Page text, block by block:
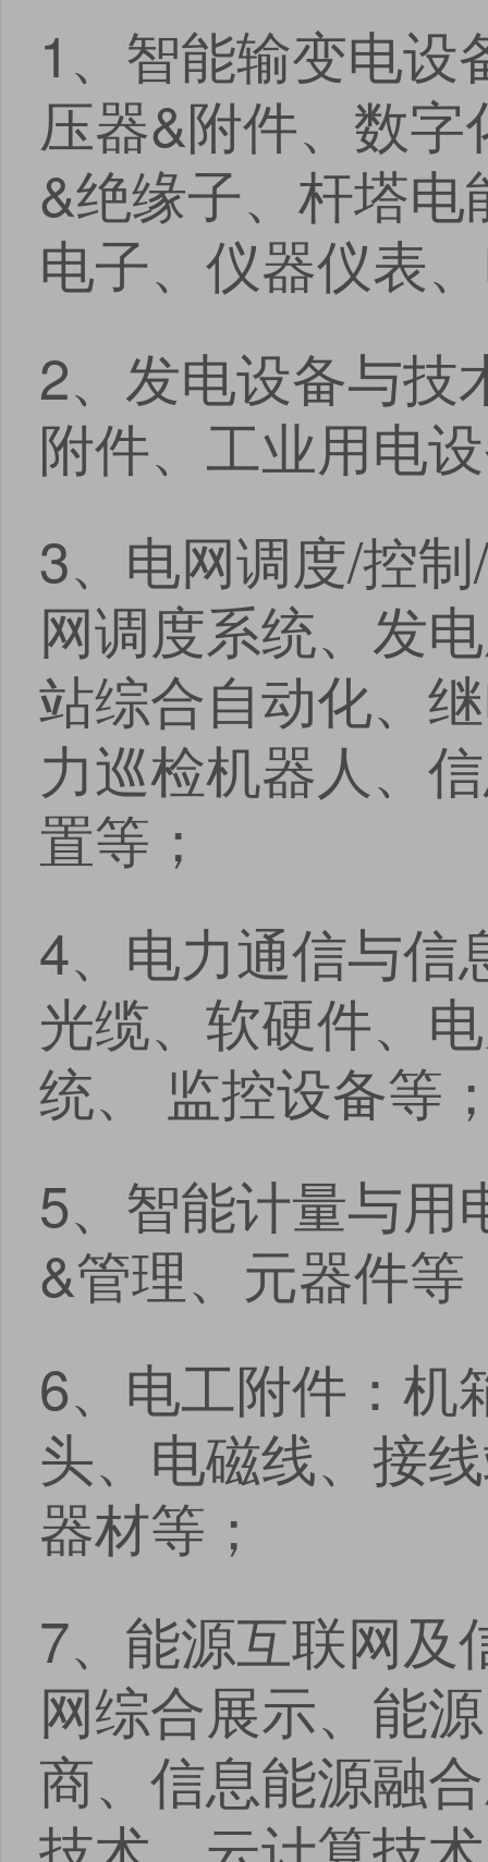
1、智能输变电
压器&附件、数
&绝缘子、杆塔
电子、仪器仪表
2、发电设备与技
附件、工业用电
3、电网调度/控
网调度系统、发
站综合自动化、
力巡检机器人、
置等；
4、电力通信与信
光缆、软硬件、
统、 监控设备等
5、智能计量与用
&管理、元器件等
6、电工附件：机
头、电磁线、接
器材等；
7、能源互联网及
网综合展示、能
商、信息能源融